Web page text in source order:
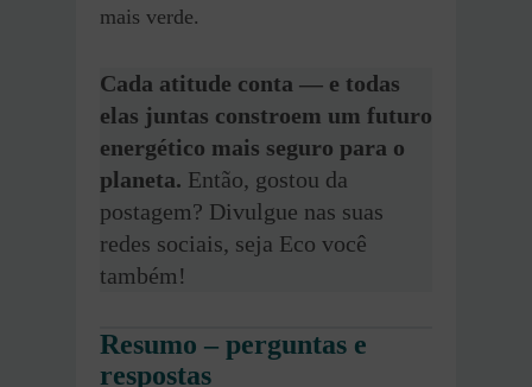
mais verde.
Cada atitude conta — e todas
elas juntas constroem um futuro
energético mais seguro para o
planeta. Então, gostou da
postagem? Divulgue nas suas
redes sociais, seja Eco você
também!
Resumo – perguntas e
respostas